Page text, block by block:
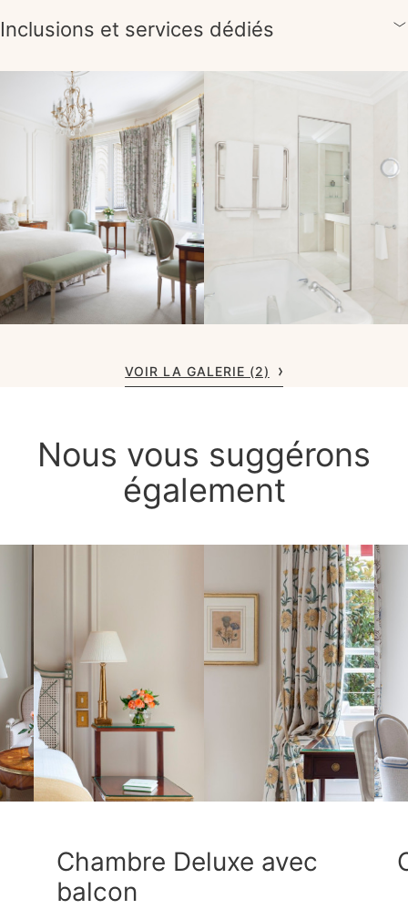
Inclusions et services dédiés
VOIR LA GALERIE (2)
Nous vous suggérons
également
Chambre Deluxe avec
balcon